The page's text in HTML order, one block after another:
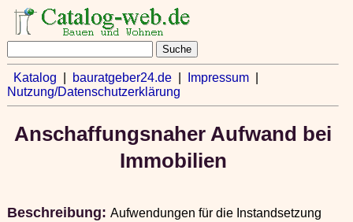
Katalog bauratgeber24.de| Impressum|
Nutzung/Datenschutzerklärung
Anschaffungsnaher Aufwand bei
Immobilien
Beschreibung: Aufwendungen für die Instandsetzung